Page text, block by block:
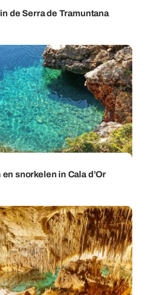
de Serra de Tramuntana
snorkelen in Cala d’Or